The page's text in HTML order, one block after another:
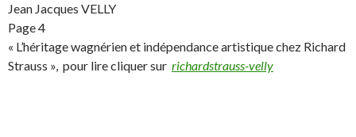
Jean Jacques VELLY
Page 4
« L’héritage wagnérien et indépendance artistique chez Richard
Strauss », pour lire cliquer sur richardstrauss-velly